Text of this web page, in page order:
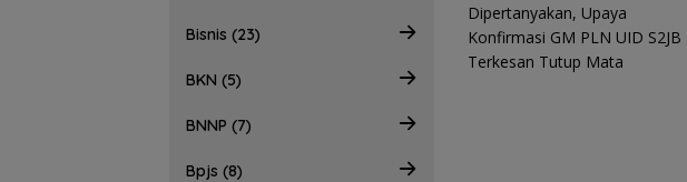
Bisnis (23)
BKN (5)
BNNP (7)
Bpjs (8)